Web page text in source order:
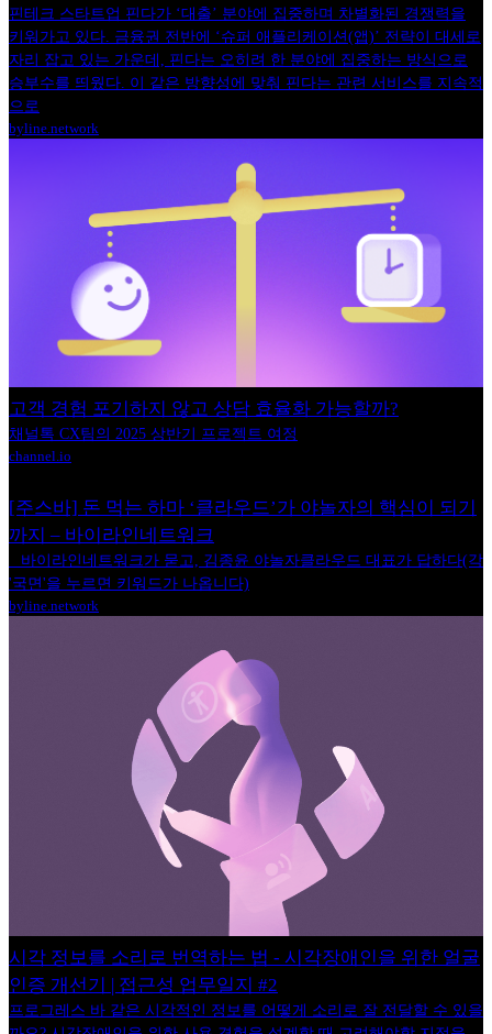
핀테크 스타트업 핀다가 ‘대출’ 분야에 집중하며 차별화된 경쟁력을
키워가고 있다. 금융권 전반에 ‘슈퍼 애플리케이션(앱)’ 전략이 대세로
자리 잡고 있는 가운데, 핀다는 오히려 한 분야에 집중하는 방식으로
승부수를 띄웠다. 이 같은 방향성에 맞춰 핀다는 관련 서비스를 지속적
으로
byline.network
고객 경험 포기하지 않고 상담 효율화 가능할까?
채널톡 CX팀의 2025 상반기 프로젝트 여정
channel.io
[주스바] 돈 먹는 하마 ‘클라우드’가 야놀자의 핵심이 되기
까지 – 바이라인네트워크
_ 바이라인네트워크가 묻고, 김종윤 야놀자클라우드 대표가 답하다(각
'국면'을 누르면 키워드가 나옵니다)
byline.network
시각 정보를 소리로 번역하는 법 - 시각장애인을 위한 얼굴
인증 개선기 | 접근성 업무일지 #2
프로그레스 바 같은 시각적인 정보를 어떻게 소리로 잘 전달할 수 있을